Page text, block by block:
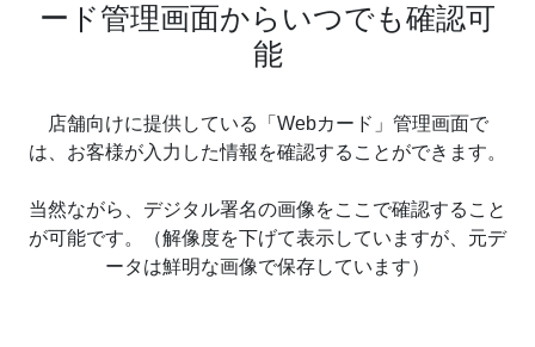
ード管理画面からいつでも確認可
能
店舗向けに提供している「Webカード」管理画面で
は、お客様が入力した情報を確認することができます。
当然ながら、デジタル署名の画像をここで確認すること
が可能です。（解像度を下げて表示していますが、元デ
ータは鮮明な画像で保存しています）